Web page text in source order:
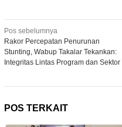
Navigasi
pos
Pos sebelumnya
Rakor Percepatan Penurunan
Stunting, Wabup Takalar Tekankan:
Integritas Lintas Program dan Sektor
POS TERKAIT